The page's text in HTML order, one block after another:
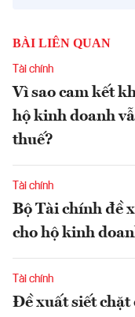
BÀI LIÊN QUAN
Tài chính
Vì sao cam kết
hộ kinh doanh
thuế?
Tài chính
Bộ Tài chính đề
cho hộ kinh
Tài chính
Đề xuất siết chặt